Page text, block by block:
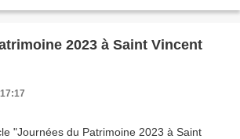
2023 à Saint Vincent